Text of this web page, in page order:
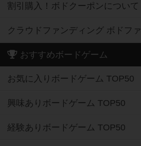
割引購入！ボドクーポンについて
クラウドファンディング ボドフ
おすすめボードゲーム
お気に入りボードゲーム TOP50
興味ありボードゲーム TOP50
経験ありボードゲーム TOP50